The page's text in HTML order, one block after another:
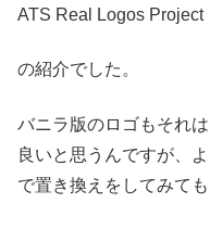
ATS Real Logos Project
の紹介でした。
バニラ版のロゴもそれ
良いと思うんですが、
で置き換えをしてみて